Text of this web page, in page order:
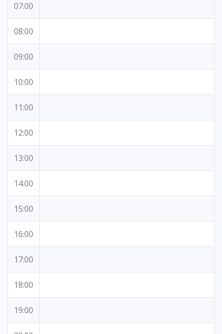
07:00
08:00
09:00
10:00
11:00
12:00
13:00
14:00
15:00
16:00
17:00
18:00
19:00